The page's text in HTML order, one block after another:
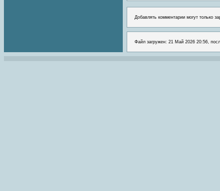
Добавлять комментарии могут только
Файл загружен: 21 Май 2026 20:56,